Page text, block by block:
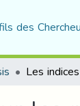
des